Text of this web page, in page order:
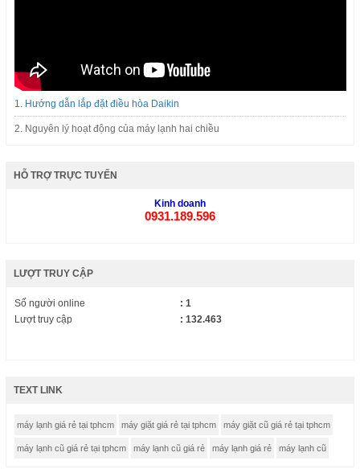
1. Hướng dẫn lắp đặt điều hòa Daikin
2. Nguyên lý hoạt động của máy lạnh hai chiều
HỖ TRỢ TRỰC TUYẾN
Kinh doanh
0931.189.596
LƯỢT TRUY CẬP
Số người online
: 1
Lượt truy cập
: 132.463
TEXT LINK
máy lạnh giá rẻ tại tphcm máy giặt giá rẻ tại tphcm máy giặt cũ giá rẻ tại tphcm
máy lạnh cũ giá rẻ tại tphcm máy lạnh cũ giá rẻ máy lạnh giá rẻ máy lạnh cũ